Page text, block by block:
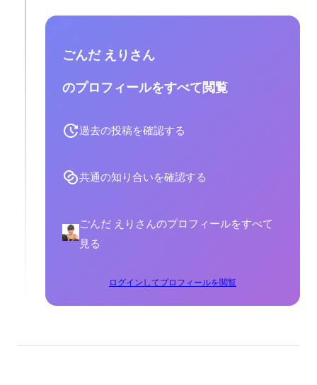
ごんだ えりさん
のプロフィールをすべて閲覧
過去の投稿を確認する
共通の知り合いを確認する
ごんだ えりさんのプロフィールをすべて
見る
ログインしてプロフィールを閲覧